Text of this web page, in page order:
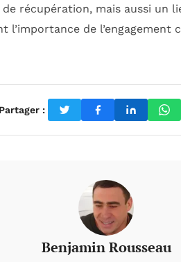
récupération, mais aussi un
l’importance de
Partager :
Benjamin Rousseau